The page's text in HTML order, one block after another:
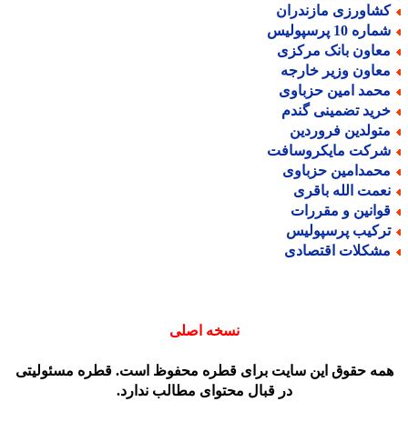
مازندران
10 پرسپولیس
بانک مرکزی
وزیر خارجه
امین حزباوی
تضمینی گندم
فروردین
مایکروسافت
حزباوی
الله باقری
و مقررات
پرسپولیس
اقتصادی
نسخه اصلی
حقوق این سایت برای قطره محفوظ است. قطره مسئولیتی
در قبال محتوای مطالب ندارد.